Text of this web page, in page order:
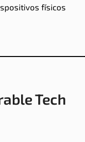
físicos
Tech